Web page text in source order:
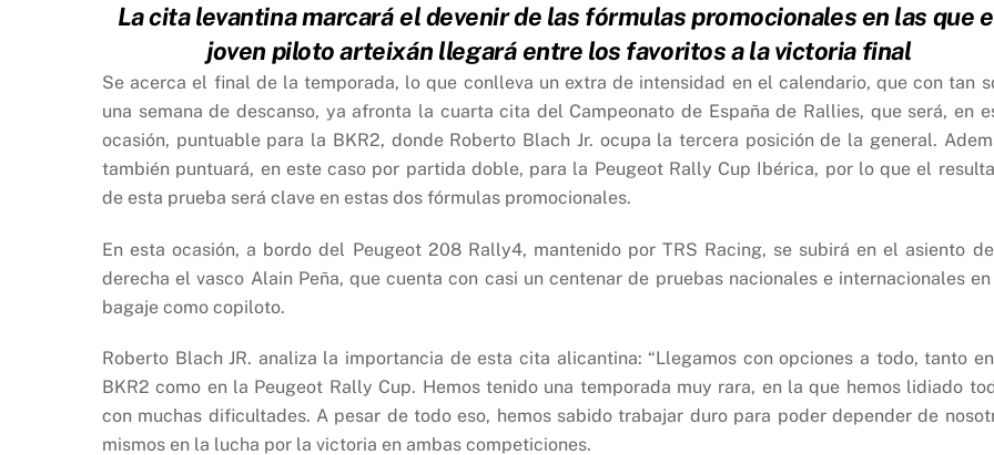
La cita levantina marcará el devenir de las fórmulas promocionales en las que
joven piloto arteixán llegará entre los favoritos a la victoria final
Se acerca el final de la temporada, lo que conlleva un extra de intensidad en el calendario, que con tan
una semana de descanso, ya afronta la cuarta cita del Campeonato de España de Rallies, que será, en
ocasión, puntuable para la BKR2, donde Roberto Blach Jr. ocupa la tercera posición de la general.
también puntuará, en este caso por partida doble, para la Peugeot Rally Cup Ibérica, por lo que el
de esta prueba será clave en estas dos fórmulas promocionales.
En esta ocasión, a bordo del Peugeot 208 Rally4, mantenido por TRS Racing, se subirá en el asiento
derecha el vasco Alain Peña, que cuenta con casi un centenar de pruebas nacionales e internacionales
bagaje como copiloto.
Roberto Blach JR. analiza la importancia de esta cita alicantina: “Llegamos con opciones a todo, tanto
BKR2 como en la Peugeot Rally Cup. Hemos tenido una temporada muy rara, en la que hemos lidiado
con muchas dificultades. A pesar de todo eso, hemos sabido trabajar duro para poder depender de
mismos en la lucha por la victoria en ambas competiciones.